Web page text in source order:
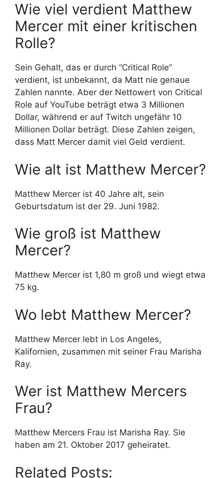
Wie viel verdient Matthew
Mercer mit einer kritischen
Rolle?
Sein Gehalt, das er durch “Critical Role”
verdient, ist unbekannt, da Matt nie genaue
Zahlen nannte. Aber der Nettowert von Critical
Role auf YouTube beträgt etwa 3 Millionen
Dollar, während er auf Twitch ungefähr 10
Millionen Dollar beträgt. Diese Zahlen zeigen,
dass Matt Mercer damit viel Geld verdient.
Wie alt ist Matthew Mercer?
Matthew Mercer ist 40 Jahre alt, sein
Geburtsdatum ist der 29. Juni 1982.
Wie groß ist Matthew
Mercer?
Matthew Mercer ist 1,80 m groß und wiegt etwa
75 kg.
Wo lebt Matthew Mercer?
Matthew Mercer lebt in Los Angeles,
Kalifornien, zusammen mit seiner Frau Marisha
Ray.
Wer ist Matthew Mercers
Frau?
Matthew Mercers Frau ist Marisha Ray. Sie
haben am 21. Oktober 2017 geheiratet.
Related Posts: